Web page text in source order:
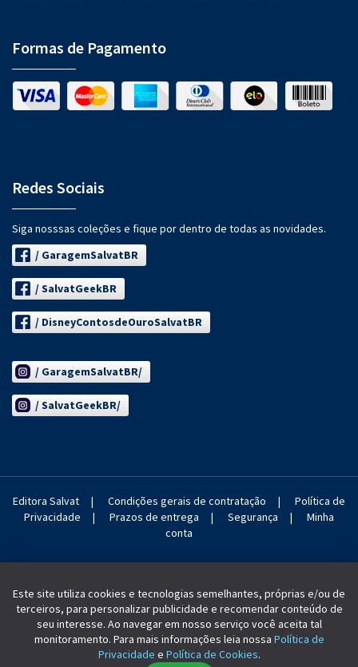
Formas de Pagamento
Redes Sociais
Siga nosssas coleções e fique por dentro de todas as novidades.
/ GaragemSalvatBR
/ SalvatGeekBR
/ DisneyContosdeOuroSalvatBR
/ GaragemSalvatBR/
/ SalvatGeekBR/
Editora Salvat | Condições gerais de contratação | Política de
Privacidade | Prazos de entrega | Segurança | Minha
conta
SALVAT 2004-2022. Todos os direitos reservados.
Este site utiliza cookies e tecnologias semelhantes, próprias e/ou de
terceiros, para personalizar publicidade e recomendar conteúdo de
seu interesse. Ao navegar em nosso serviço você aceita tal
monitoramento. Para mais informações leia nossa Política de
Privacidade e Política de Cookies.